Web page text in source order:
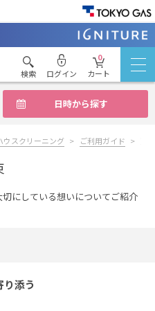
検索 ログイン
0
カート
日時から探す
ウスクリーニング ご利用ガイド
にしている想いについてご紹介
添う